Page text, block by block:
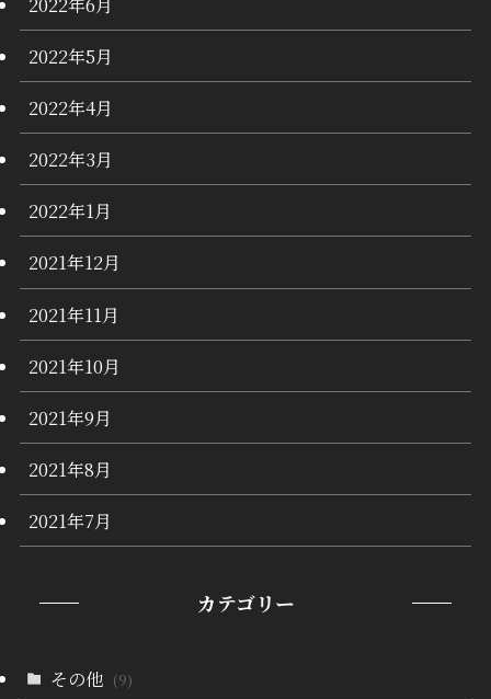
2022年5月
2022年4月
2022年3月
2022年1月
2021年12月
2021年11月
2021年10月
2021年9月
2021年8月
2021年7月
カテゴリー
その他 (9)